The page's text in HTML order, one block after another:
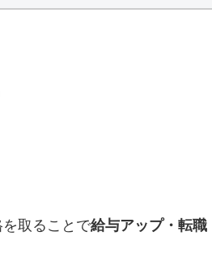
取ることで給与アップ・転職